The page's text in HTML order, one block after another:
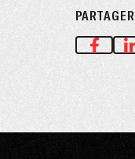
PARTAGER